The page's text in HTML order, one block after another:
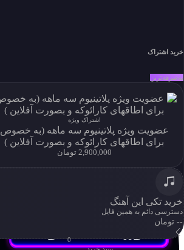
خرید اشتراک
به‌صرفه‌ترین
اشتراک ویژه
عضویت ویژه پلاتینیوم سه ماهه (به خصوص
برای اطاقهای کارائوکه و بصورت آفلاین )
2,900,000 تومان
خرید تکی این آهنگ
دسترسی دائم به همین فایل
-- تومان
0